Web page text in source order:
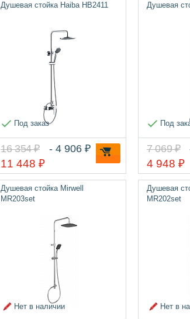
Душевая стойка Haiba HB2411
Под заказ
16 354 ₽ - 4 906 ₽
11 448 ₽
Душевая
Под
7 069 ₽
4 948 ₽
Душевая стойка Mirwell
MR203set
Нет в наличии
Душевая
MR202set
Нет в